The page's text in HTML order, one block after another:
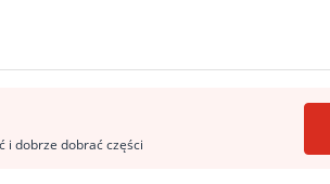
i dobrze dobrać części